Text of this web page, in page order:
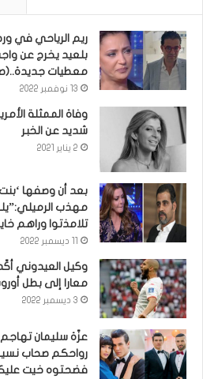
ريم الرياحي في
بلعيد يخرج عن
معطيات
13 نوفمبر 2022
وفاة الممثلة
شديد عن الخبر
2 يناير 2021
بعد أن وصفها
مهذب
تلامذتوا وراهم
وكيل العيدوني
معارا إلى بطل
3 ديسمبر 2022
عزّة سليمان
رواحكم صحاب
فضحتوه خيت